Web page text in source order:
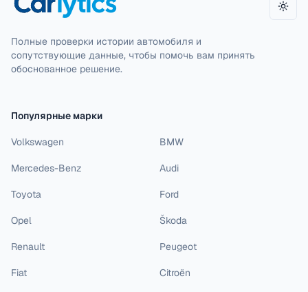
Полные проверки истории автомобиля и
сопутствующие данные, чтобы помочь вам принять
обоснованное решение.
Популярные марки
Volkswagen BMW
Mercedes-Benz Audi
Toyota Ford
Opel Škoda
Renault Peugeot
Fiat Citroën